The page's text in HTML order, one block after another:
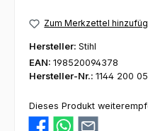
Zum Merkzettel
Hersteller: Stihl
EAN: 198520094378
Hersteller-Nr.: 1144 200
Dieses Produkt